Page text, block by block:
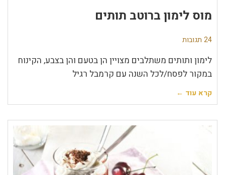
מוס לימון ברוטב תותים
24 תגובות
לימון ותותים משתלבים מצויין הן בטעם והן בצבע, הקינוח
במקור לפסח/לכל השנה עם קרמבל רגיל
קרא עוד ←